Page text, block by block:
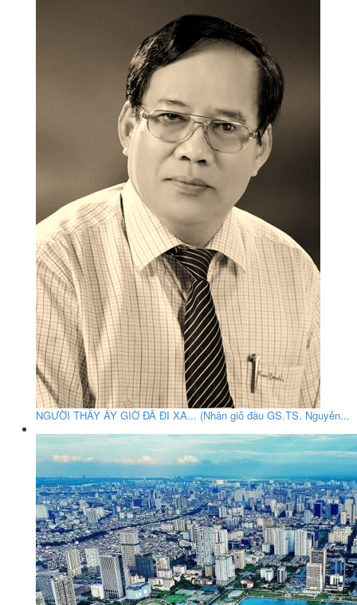
NGƯỜI THẦY ẤY GIỜ ĐÃ ĐI XA... (Nhân giỗ đầu GS.TS. Nguyễn...